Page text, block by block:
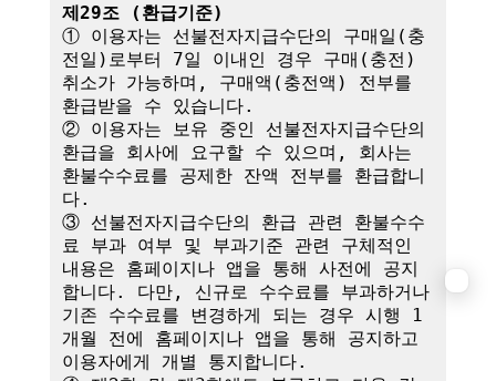
제29조 (환급기준)
① 이용자는 선불전자지급수단의 구매일(충
전일)로부터 7일 이내인 경우 구매(충전)
취소가 가능하며, 구매액(충전액) 전부를
환급받을 수 있습니다.
② 이용자는 보유 중인 선불전자지급수단의
환급을 회사에 요구할 수 있으며, 회사는
환불수수료를 공제한 잔액 전부를 환급합니
다.
③ 선불전자지급수단의 환급 관련 환불수수
료 부과 여부 및 부과기준 관련 구체적인
내용은 홈페이지나 앱을 통해 사전에 공지
합니다. 다만, 신규로 수수료를 부과하거나
기존 수수료를 변경하게 되는 경우 시행 1
개월 전에 홈페이지나 앱을 통해 공지하고
이용자에게 개별 통지합니다.